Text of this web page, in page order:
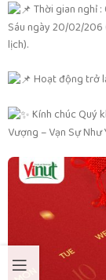
Thời gian nghỉ
Sáu ngày 20/02/206
lịch).
Hoạt động trở
Kính chúc Quý
Vượng – Vạn Sự Như